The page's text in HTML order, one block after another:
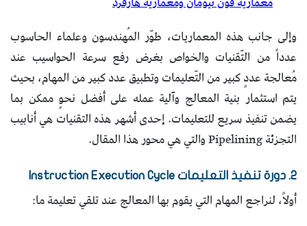
وإلى جانب هذه المعماريات، طوّر المُهندسون وعلماء الحاسوب
عدداً من التّقنيات والخواص بغرض رفع سرعة الحواسيب عند
مُعالجة عددٍ كبير من التّعليمات وتطبيق عدد كبير من المهام، بحيث
يتم استثمار بنية المعالج وآلية عمله على أفضل نحوٍ ممكن بما
يضمن تنفيذ سريع للتعليمات. إحدى أشهر هذه التقنيات هي أنابيب
التجزئة Pipelining والتي هي محور هذا المقال.
2. دورة تنفيذ التعليمات Instruction Execution Cycle
أولاً، لنراجع المهام التي يقوم بها المعالج عند تلقي تعليمة ما: